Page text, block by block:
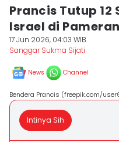
Prancis Tutup
Israel di
17 Jun 2026, 04:03 WIB
Sanggar Sukma Sijati
News Channel
Bendera Prancis (freepik.com/
Intinya Sih